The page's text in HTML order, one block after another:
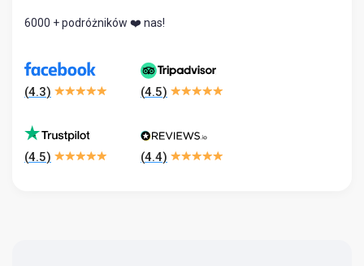
6000 + podróżników ❤️ nas!
(4.3) (4.5)
(4.5) (4.4)